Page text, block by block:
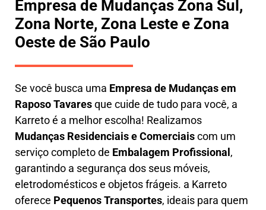
Empresa de Mudanças Zona Sul,
Zona Norte, Zona Leste e Zona
Oeste de São Paulo
Se você busca uma Empresa de Mudanças em
Raposo Tavaresque cuide de tudo para você, a
Karretoé a melhor escolha! Realizamos
Mudanças Residenciais e Comerciaiscom um
serviço completo de Embalagem Profissional ,
garantindo a segurança dos seus móveis,
eletrodomésticos e objetos frágeis. a Karreto
oferece Pequenos Transportes, ideais para quem